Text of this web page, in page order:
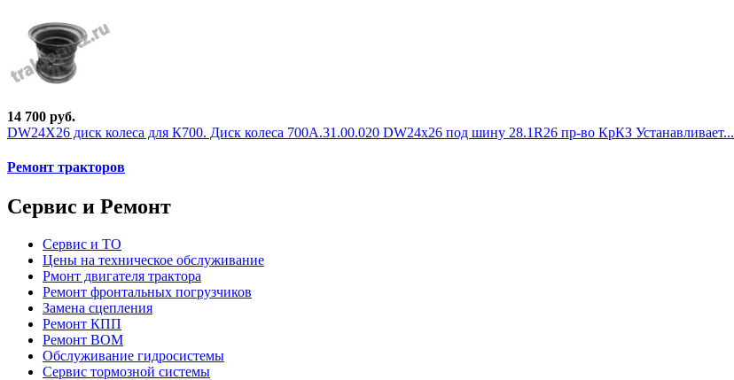
14 700 руб.
DW24Х26 диск колеса для К700. Диск колеса 700А.31.00.020 DW24х26 под шину 28.1R26 пр-во КрКЗ Устанавливает...
Ремонт тракторов
Сервис и Ремонт
Сервис и ТО
Цены на техническое обслуживание
Рмонт двигателя трактора
Ремонт фронтальных погрузчиков
Замена сцепления
Ремонт КПП
Ремонт ВОМ
Обслуживание гидросистемы
Сервис тормозной системы